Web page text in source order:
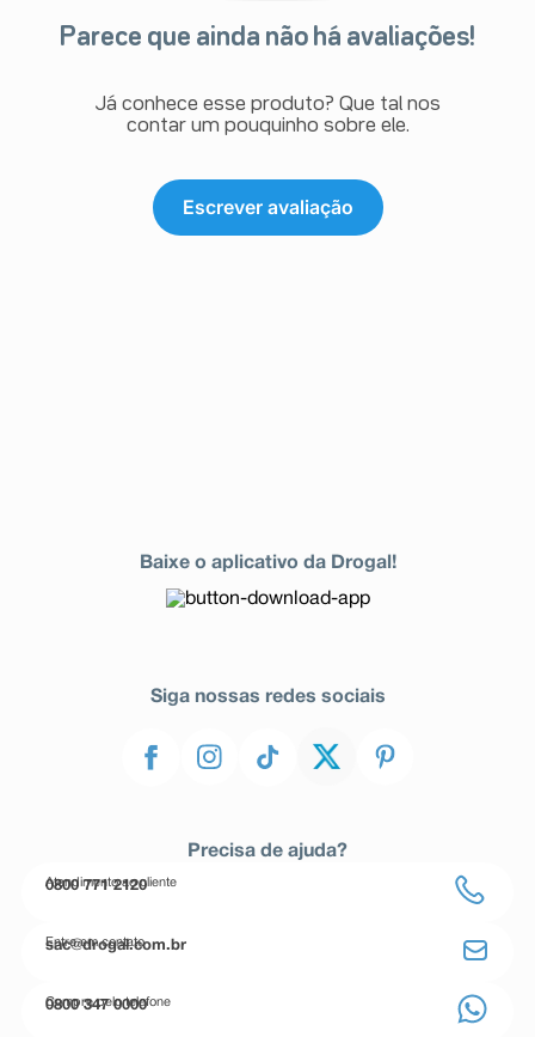
Parece que ainda não há avaliações!
Já conhece esse produto? Que tal nos
contar um pouquinho sobre ele.
Escrever avaliação
Baixe o aplicativo da Drogal!
Siga nossas redes sociais
Precisa de ajuda?
Atendimento ao cliente
0800 771 2120
Entre em contato
sac@drogal.com.br
Compre pelo telefone
0800 347 0000